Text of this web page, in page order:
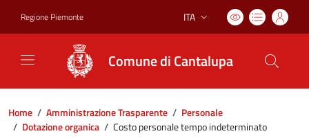
Regione Piemonte Lingua attiva:
ITA
Comune di Cantalupa
Home / Amministrazione Trasparente / Personale
/ Dotazione organica / Costo personale tempo indeterminato